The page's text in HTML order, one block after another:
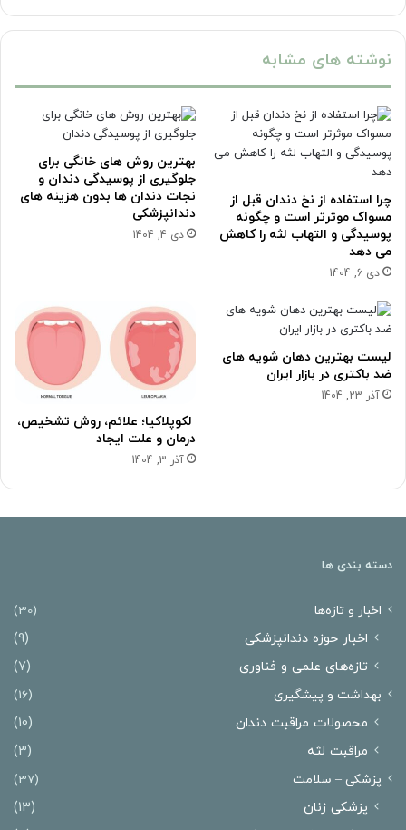
نوشته های مشابه
چرا استفاده از نخ دندان قبل از
مسواک موثرتر است و چگونه
پوسیدگی و التهاب لثه را کاهش
می دهد
دی 6, 1404
بهترین روش های خانگی برای
جلوگیری از پوسیدگی دندان و
نجات دندان ها بدون هزینه های
دندانپزشکی
دی 4, 1404
لیست بهترین دهان شویه های
ضد باکتری در بازار ایران
آذر 23, 1404
لکوپلاکیا؛ علائم، روش تشخیص،
درمان و علت ایجاد
آذر 3, 1404
دسته بندی ها
اخبار و تازه‌ها (30)
اخبار حوزه دندانپزشکی
(9)
تازه‌های علمی و فناوری
(7)
بهداشت و پیشگیری (16)
محصولات مراقبت دندان
(10)
مراقبت لثه
(3)
پزشکی – سلامت (37)
پزشکی زنان
(13)